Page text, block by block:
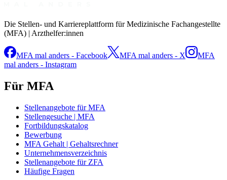
Die Stellen- und Karriereplattform für Medizinische Fachangestellte
(MFA) | Arzthelfer:innen
MFA mal anders - Facebook MFA mal anders - X
MFA
mal anders - Instagram
Für MFA
Stellenangebote für MFA
Stellengesuche | MFA
Fortbildungskatalog
Bewerbung
MFA Gehalt | Gehaltsrechner
Unternehmensverzeichnis
Stellenangebote für ZFA
Häufige Fragen